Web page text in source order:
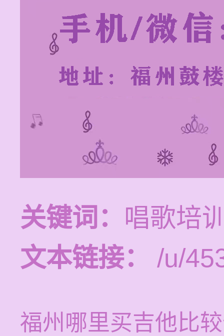
关键词： 唱歌培
文本链接：
/u/
福州哪里买吉他比